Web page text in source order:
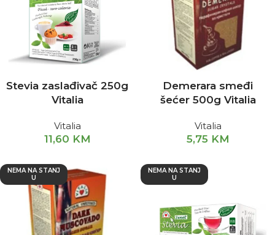
Stevia zaslađivač 250g
Vitalia
Vitalia
11,60 KM
Demerara smeđi
šećer 500g Vitalia
Vitalia
5,75 KM
NEMA NA STANJ
U
NEMA NA STANJ
U